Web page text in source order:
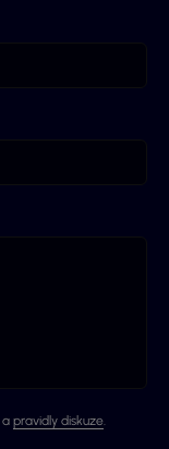
a pravidly diskuze